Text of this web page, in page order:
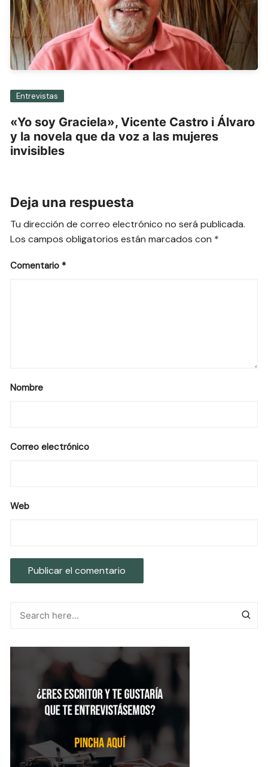
Entrevistas
«Yo soy Graciela», Vicente Castro i Álvaro
y la novela que da voz a las mujeres
invisibles
Deja una respuesta
Tu dirección de correo electrónico no será publicada.
Los campos obligatorios están marcados con *
Comentario *
Nombre
Correo electrónico
Web